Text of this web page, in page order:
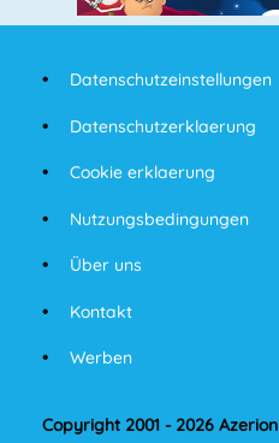
Datenschutzeinstellungen
Datenschutzerklaerung
Cookie erklaerung
Nutzungsbedingungen
Über uns
Kontakt
Werben
Copyright 2001 - 2026 Azerion